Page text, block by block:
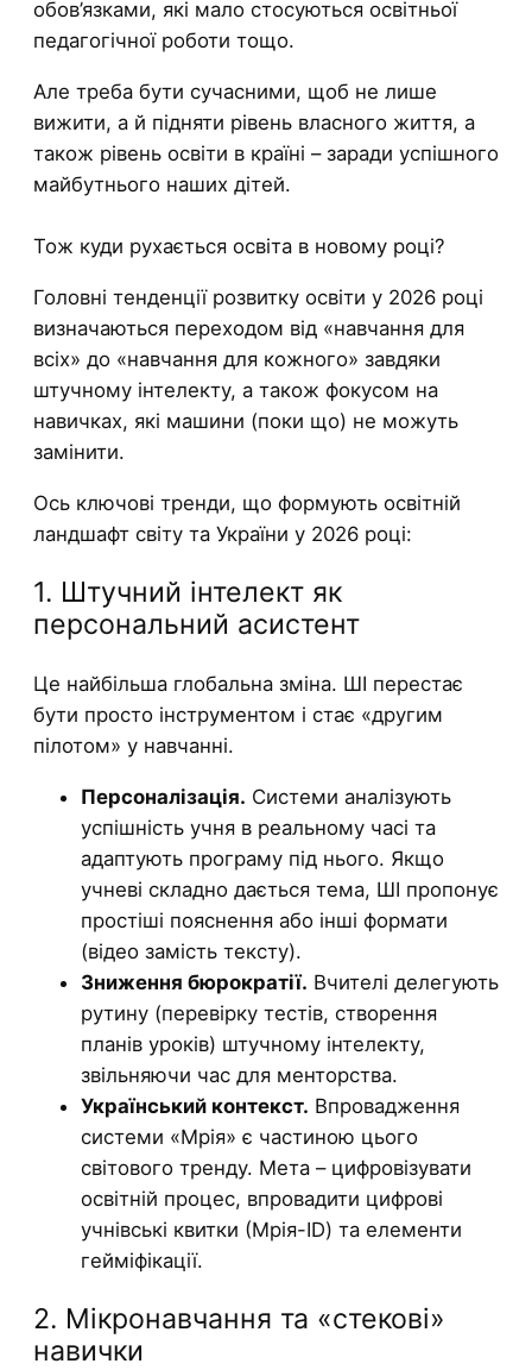
обов’язками, які мало стосуються освітньої
педагогічної роботи тощо.
Але треба бути сучасними, щоб не лише
вижити, а й підняти рівень власного життя, а
також рівень освіти в країні – заради успішного
майбутнього наших дітей.
Тож куди рухається освіта в новому році?
Головні тенденції розвитку освіти у 2026 році
визначаються переходом від «навчання для
всіх» до «навчання для кожного» завдяки
штучному інтелекту, а також фокусом на
навичках, які машини (поки що) не можуть
замінити.
Ось ключові тренди, що формують освітній
ландшафт світу та України у 2026 році:
1. Штучний інтелект як
персональний асистент
Це найбільша глобальна зміна. ШІ перестає
бути просто інструментом і стає «другим
пілотом» у навчанні.
Персоналізація. Системи аналізують
успішність учня в реальному часі та
адаптують програму під нього. Якщо
учневі складно дається тема, ШІ пропонує
простіші пояснення або інші формати
(відео замість тексту).
Зниження бюрократії. Вчителі делегують
рутину (перевірку тестів, створення
планів уроків) штучному інтелекту,
звільняючи час для менторства.
Український контекст. Впровадження
системи «Мрія» є частиною цього
світового тренду. Мета – цифровізувати
освітній процес, впровадити цифрові
учнівські квитки (Мрія-ID) та елементи
гейміфікації.
2. Мікронавчання та «стекові»
навички